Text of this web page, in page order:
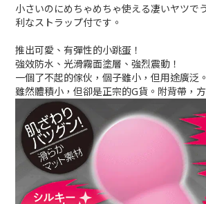
小さいのにめちゃめちゃ使える凄いヤツで
利なストラップ付です。
推出可愛、有彈性的小跳蛋！
強效防水、光滑霧面塗層、強烈震動！
一個了不起的傢伙，個子雖小，但用途廣泛。
雖然體積小，但卻是正宗的G貨。附背帶，方